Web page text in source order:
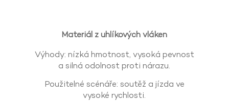
Materiál z uhlíkových vláken
Výhody: nízká hmotnost, vysoká pevnost
a silná odolnost proti nárazu.
Použitelné scénáře: soutěž a jízda ve
vysoké rychlosti.